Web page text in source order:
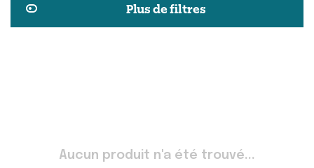
Plus de filtres
Aucun produit n'a été trouvé...